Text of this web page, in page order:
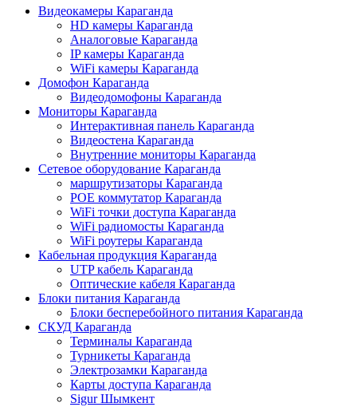
Видеокамеры Караганда
HD камеры Караганда
Аналоговые Караганда
IP камеры Караганда
WiFi камеры Караганда
Домофон Караганда
Видеодомофоны Караганда
Мониторы Караганда
Интерактивная панель Караганда
Видеостена Караганда
Внутренние мониторы Караганда
Сетевое оборудование Караганда
маршрутизаторы Караганда
POE коммутатор Караганда
WiFi точки доступа Караганда
WiFi радиомосты Караганда
WiFi роутеры Караганда
Кабельная продукция Караганда
UTP кабель Караганда
Оптические кабеля Караганда
Блоки питания Караганда
Блоки бесперебойного питания Караганда
СКУД Караганда
Терминалы Караганда
Турникеты Караганда
Электрозамки Караганда
Карты доступа Караганда
Sigur Шымкент